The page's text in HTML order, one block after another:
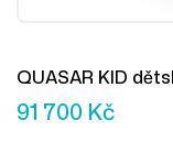
QUASAR KID
91 700 Kč